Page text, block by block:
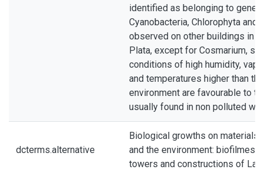
identified as belonging to
Cyanobacteria, Chlorophyta and
observed on other buildings in
Plata, except for Cosmarium,
conditions of high humidity,
and temperatures higher than
environment are favourable to
usually found in non polluted
dcterms.alternative
Biological growths on materials
and the environment: biofilmes
towers and constructions of La